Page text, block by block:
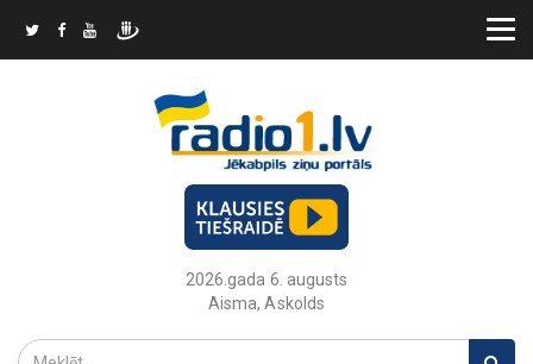
2026.gada 6. augusts
Aisma, Askolds